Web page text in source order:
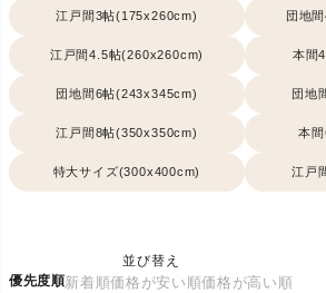
江戸間3帖(175x260cm) 団地
江戸間4.5帖(260x260cm) 本間
団地間6帖(243x345cm) 団地
江戸間8帖(350x350cm) 本
特大サイズ(300x400cm) 江戸
並び替え
優先度順新着順価格が安い順価格が高い順